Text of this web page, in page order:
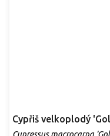
Cypřiš velkoplodý